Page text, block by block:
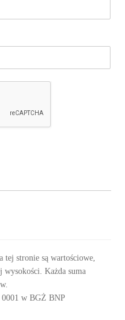
tej stronie są wartościowe,
wysokości. Każda suma
w BGŻ BNP